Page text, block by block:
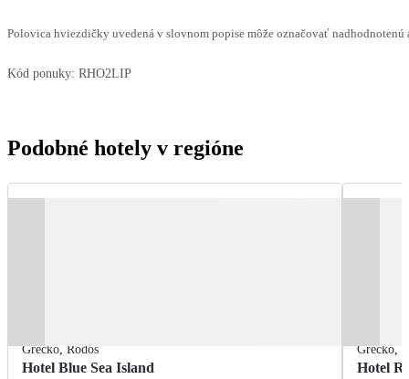
Polovica hviezdičky uvedená v slovnom popise môže označovať
Kód ponuky: RHO2LIP
Podobné hotely v regióne
Grécko Rodos
Hotel Blue Sea Island
Grécko
Hotel